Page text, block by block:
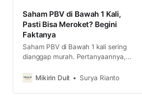
Saham PBV di Bawah 1 Kali,
Pasti Bisa Meroket? Begini
Faktanya
Saham PBV di Bawah 1 kali sering
dianggap murah. Pertanyaannya,
saham murah itu bisa meroket
Mikirin Duit Surya Rianto